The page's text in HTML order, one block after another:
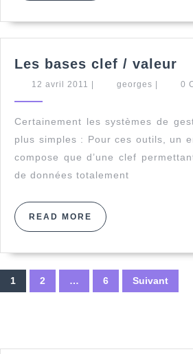
Les bases clef / valeur
12 avril 2011
12
| georges georges
| 0
Certainement les systèmes de
plus simples : Pour ces outils, un
compose que d’une clef
de données totalement
READ MORE READ
MORE
Pagination
des
1 2 … 6 Suivant